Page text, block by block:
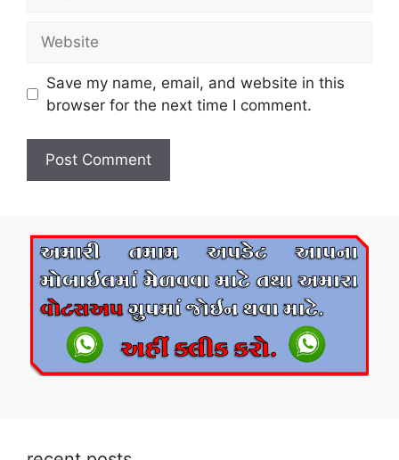
Save my name, email, and website in this
browser for the next time I comment.